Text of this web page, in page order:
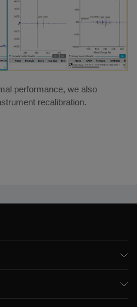
performance, we also
recalibration.
타 그램